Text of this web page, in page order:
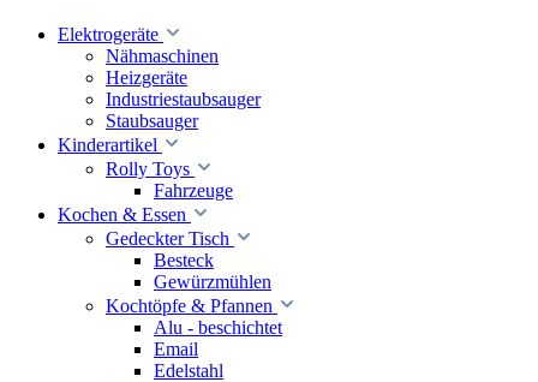
Elektrogeräte
Nähmaschinen
Heizgeräte
Industriestaubsauger
Staubsauger
Kinderartikel
Rolly Toys
Fahrzeuge
Kochen & Essen
Gedeckter Tisch
Besteck
Gewürzmühlen
Kochtöpfe & Pfannen
Alu - beschichtet
Email
Edelstahl